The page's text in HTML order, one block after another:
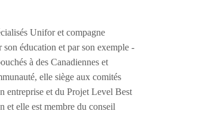
Unifor et compagne
éducation et par son exemple -
à des Canadiennes et
elle siège aux comités
entreprise et du Projet Level Best
et elle est membre du conseil